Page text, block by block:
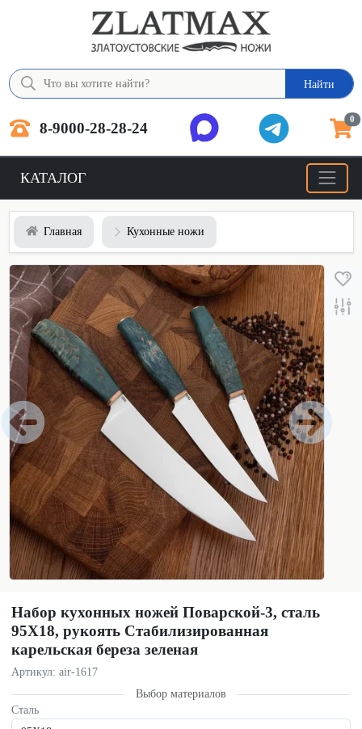
Найти
8-9000-28-28-24 0
КАТАЛОГ
Главная Кухонные ножи
Набор кухонных ножей Поварской-3, сталь
95Х18, рукоять Стабилизированная
карельская береза зеленая
Артикул: air-1617
Выбор материалов
Сталь